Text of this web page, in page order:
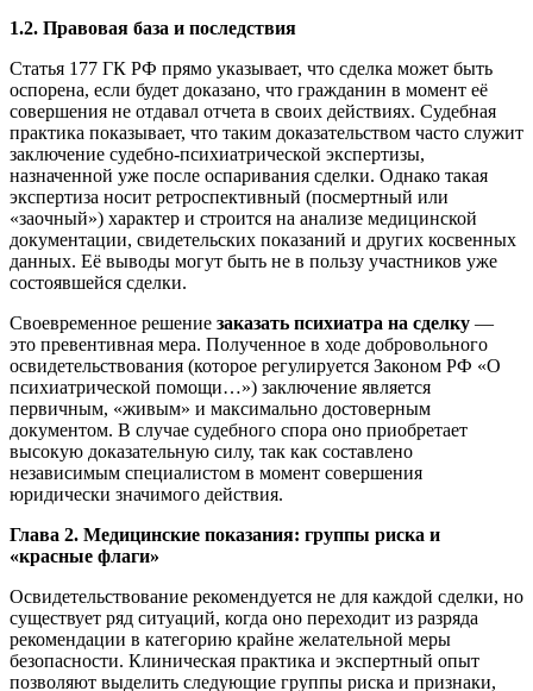
1.2. Правовая база и последствия
Статья 177 ГК РФ прямо указывает, что сделка может быть
оспорена, если будет доказано, что гражданин в момент её
совершения не отдавал отчета в своих действиях. Судебная
практика показывает, что таким доказательством часто служит
заключение судебно-психиатрической экспертизы,
назначенной уже после оспаривания сделки. Однако такая
экспертиза носит ретроспективный (посмертный или
«заочный») характер и строится на анализе медицинской
документации, свидетельских показаний и других косвенных
данных. Её выводы могут быть не в пользу участников уже
состоявшейся сделки.
Своевременное решение заказать психиатра на сделку —
это превентивная мера. Полученное в ходе добровольного
освидетельствования (которое регулируется Законом РФ «О
психиатрической помощи…») заключение является
первичным, «живым» и максимально достоверным
документом. В случае судебного спора оно приобретает
высокую доказательную силу, так как составлено
независимым специалистом в момент совершения
юридически значимого действия.
Глава 2. Медицинские показания: группы риска и
«красные флаги»
Освидетельствование рекомендуется не для каждой сделки, но
существует ряд ситуаций, когда оно переходит из разряда
рекомендации в категорию крайне желательной меры
безопасности. Клиническая практика и экспертный опыт
позволяют выделить следующие группы риска и признаки,